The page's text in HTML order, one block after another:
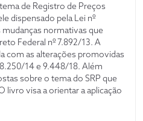
de Registro de Preços
dispensado pela Lei nº
normativas que
Federal nº 7.892/13. A
com as alterações promovidas
14 e 9.448/18. Além
sobre o tema do SRP que
livro visa a orientar a aplicação
correta compreensão da